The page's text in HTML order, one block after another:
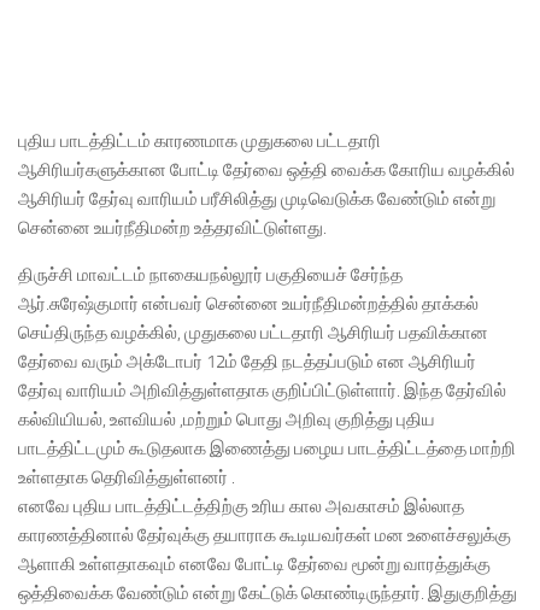
புதிய பாடத்திட்டம் காரணமாக முதுகலை பட்டதாரி
ஆசிரியர்களுக்கான போட்டி தேர்வை ஒத்தி வைக்க கோரிய வழக்கில்
ஆசிரியர் தேர்வு வாரியம் பரீசிலித்து முடிவெடுக்க வேண்டும் என்று
சென்னை உயர்நீதிமன்ற உத்தரவிட்டுள்ளது.
திருச்சி மாவட்டம் நாகையநல்லூர் பகுதியைச் சேர்ந்த
ஆர்.சுரேஷ்குமார் என்பவர் சென்னை உயர்நீதிமன்றத்தில் தாக்கல்
செய்திருந்த வழக்கில், முதுகலை பட்டதாரி ஆசிரியர் பதவிக்கான
தேர்வை வரும் அக்டோபர் 12ம் தேதி நடத்தப்படும் என ஆசிரியர்
தேர்வு வாரியம் அறிவித்துள்ளதாக குறிப்பிட்டுள்ளார். இந்த தேர்வில்
கல்வியியல், உளவியல் ,மற்றும் பொது அறிவு குறித்து புதிய
பாடத்திட்டமும் கூடுதலாக இணைத்து பழைய பாடத்திட்டத்தை மாற்றி
உள்ளதாக தெரிவித்துள்ளனர் .
எனவே புதிய பாடத்திட்டத்திற்கு உரிய கால அவகாசம் இல்லாத
காரணத்தினால் தேர்வுக்கு தயாராக கூடியவர்கள் மன உளைச்சலுக்கு
ஆளாகி உள்ளதாகவும் எனவே போட்டி தேர்வை மூன்று வாரத்துக்கு
ஒத்திவைக்க வேண்டும் என்று கேட்டுக் கொண்டிருந்தார். இதுகுறித்து